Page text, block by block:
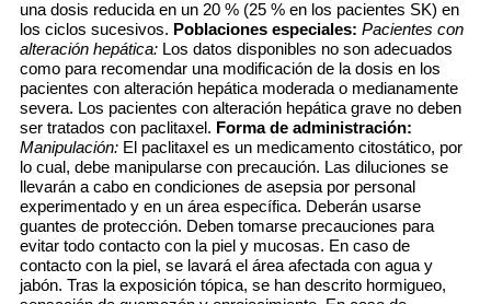
una dosis reducida en un 20 % (25 % en los pacientes SK) en
los ciclos sucesivos. Poblaciones especiales: Pacientes con
alteración hepática: Los datos disponibles no son adecuados
como para recomendar una modificación de la dosis en los
pacientes con alteración hepática moderada o medianamente
severa. Los pacientes con alteración hepática grave no deben
ser tratados con paclitaxel. Forma de administración:
Manipulación: El paclitaxel es un medicamento citostático, por
lo cual, debe manipularse con precaución. Las diluciones se
llevarán a cabo en condiciones de asepsia por personal
experimentado y en un área específica. Deberán usarse
guantes de protección. Deben tomarse precauciones para
evitar todo contacto con la piel y mucosas. En caso de
contacto con la piel, se lavará el área afectada con agua y
jabón. Tras la exposición tópica, se han descrito hormigueo,